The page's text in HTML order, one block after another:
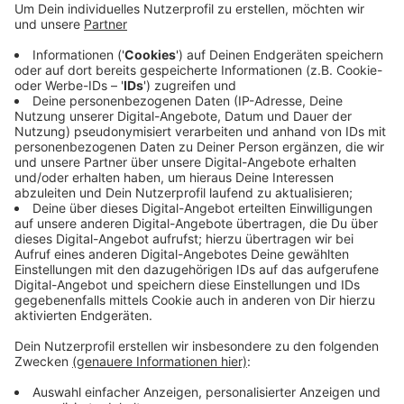
Anzeige
Die Kreisverwaltung meldet zu heute 9
Neuinfektionen. Insgesamt liegen dem
Kreisgesundheitsamt 11.359 bestätigte Corona-
Infektionen vor. Vier Menschen werden wegen oder im
Zusammenhang mit Covid-19 im Krankenhaus
behandelt. 188 Menschen sind verstorben.
Anzeige
Anzeige